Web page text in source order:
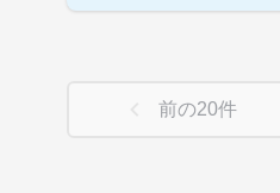
前の20件